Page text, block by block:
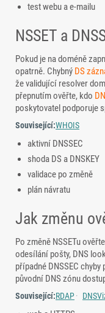
test webu a e-mailu
NSSET a
Pokud je na doméně
opatrně. Chybný DS
že validující resolver
přepnutím ověřte, kdo
poskytovatel podporuje
Související:WHOIS
aktivní DNSSEC
shoda DS a DNSKEY
validace po změně
plán návratu
Jak změnu
Po změně NSSETu
odesílání pošty, DNS
případné DNSSEC
původní DNS zónu
Související:RDAP